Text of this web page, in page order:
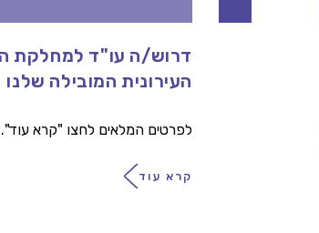
דרוש/ה עו"ד למחלקת
העירונית המובילה שלנו
לפרטים המלאים לחצו "קרא עוד".
קרא עוד